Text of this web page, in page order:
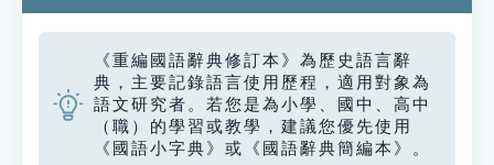
《重編國語辭典修訂本》為歷史語言辭
典，主要記錄語言使用歷程，適用對象為
語文研究者。若您是為小學、國中、高中
（職）的學習或教學，建議您優先使用
《國語小字典》或《國語辭典簡編本》。